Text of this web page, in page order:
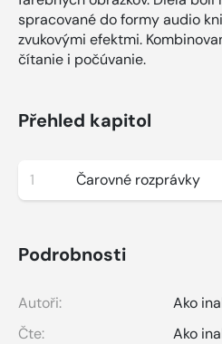
spracované do formy audio
zvukovými efektmi.
čítanie i počúvanie.
Přehled kapitol
1 Čarovné rozprávky
Podrobnosti
Autoři:
Ako
Čte:
Ako